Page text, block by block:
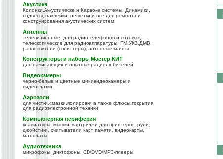
Акустика
Колонки,Аккустическе и Караоке системы, Динамики,
подвесы, наклейки, решётки и всё для ремонта и
конструирования акустических систем
Антенны
телевизионные, для радиотелефонов и сотовых,
телескопические для радиоаппаратуры, FM,УКВ,ДМВ,
разветвители (сплиттеры), антенные мачты
Конструкторы и наборы Мастер КИТ
для начинающих и опытных радиолюбителей
Видеокамеры
черно-белые и цветные минивидеокамеры и
видеоглазки
Аэрозоли
для чистки,смазки,полировки а также флюсы,покрытия
для радиоэлектронной техники
Компьютерная периферия
клавиатуры, мышки, картриджи для принтеров, рули,
джойстики, считыватели карт памяти, видеокарты,
мат.платы
Аудиотехника
микрофоны, диктофоны, CD/DVD/MP3-плееры